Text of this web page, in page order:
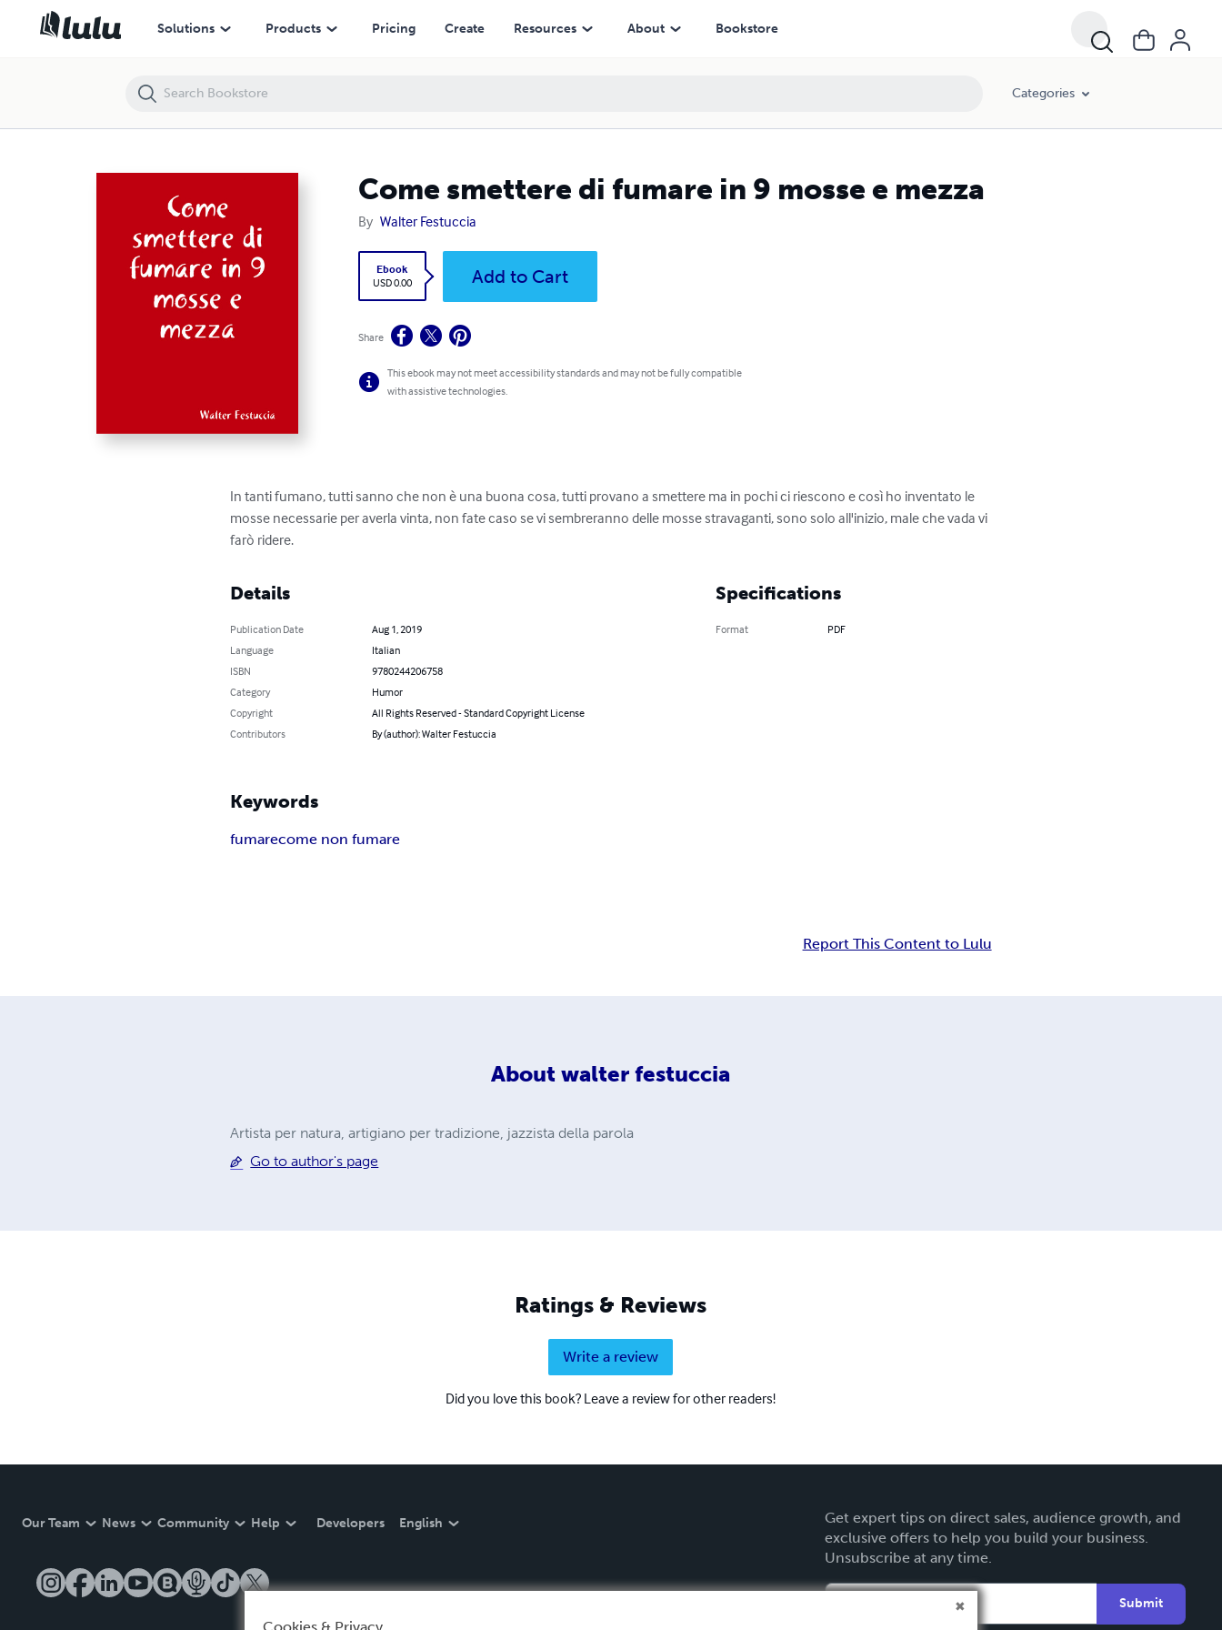
Solutions Products Pricing Create Resources About Bookstore
Categories
Come smettere di fumare in 9 mosse e mezza
By Walter Festuccia
Ebook
USD 0.00
Add to Cart
Share
This ebook may not meet accessibility standards and may not be fully compatible
with assistive technologies.
In tanti fumano, tutti sanno che non è una buona cosa, tutti provano a smettere ma in pochi ci riescono e così ho inventato le
mosse necessarie per averla vinta, non fate caso se vi sembreranno delle mosse stravaganti, sono solo all'inizio, male che vada vi
farò ridere.
Details
Publication Date
Aug 1, 2019
Language
Italian
ISBN
9780244206758
Category
Humor
Copyright
All Rights Reserved - Standard Copyright License
Contributors
By (author): Walter Festuccia
Specifications
Format PDF
Keywords
fumarecome non fumare
Report This Content to Lulu
About walter festuccia
Artista per natura, artigiano per tradizione, jazzista della parola
Go to author's page
Ratings & Reviews
Write a review
Did you love this book? Leave a review for other readers!
Our Team News Community Help Developers English
Get expert tips on direct sales, audience growth, and
exclusive offers to help you build your business.
Unsubscribe at any time.
Submit
Come smettere di fumare in 9 mosse e mezza